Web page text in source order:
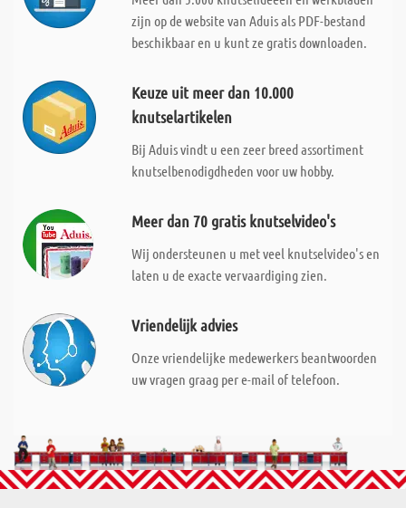
zijn op de website van Aduis als PDF-bestand
beschikbaar en u kunt ze gratis downloaden.
Keuze uit meer dan 10.000
knutselartikelen
Bij Aduis vindt u een zeer breed assortiment
knutselbenodigdheden voor uw hobby.
Meer dan 70 gratis knutselvideo's
Wij ondersteunen u met veel knutselvideo's en
laten u de exacte vervaardiging zien.
Vriendelijk advies
Onze vriendelijke medewerkers beantwoorden
uw vragen graag per e-mail of telefoon.